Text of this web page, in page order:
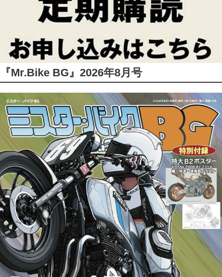
『Mr.Bike BG』2026年8月号